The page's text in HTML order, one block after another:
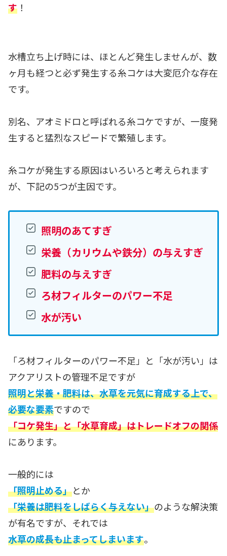
す ！
水槽立ち上げ時には、ほとんど発生しませんが、数
ヶ月も経つと必ず発生する糸コケは大変厄介な存在
です。
別名、アオミドロと呼ばれる糸コケですが、一度発
生すると猛烈なスピードで繁殖します。
糸コケが発生する原因はいろいろと考えられます
が、下記の5つが主因です。
照明のあてすぎ
栄養（カリウムや鉄分）の与えすぎ
肥料の与えすぎ
ろ材フィルターのパワー不足
水が汚い
「ろ材フィルターのパワー不足」と「水が汚い」は
アクアリストの管理不足ですが
照明と栄養・肥料は、水草を元気に育成する上で、
必要な要素ですので
「コケ発生」と「水草育成」はトレードオフの関係
にあります。
一般的には
「照明止める」とか
「栄養は肥料をしばらく与えない」のような解決策
が有名ですが、それでは
水草の成長も止まってしまいます。